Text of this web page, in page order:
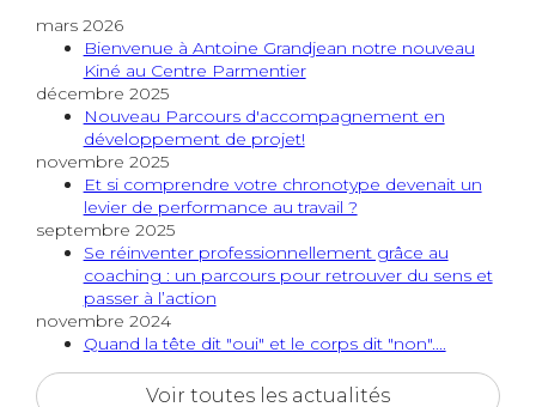
mars 2026
Bienvenue à Antoine Grandjean notre nouveau
Kiné au Centre Parmentier
décembre 2025
Nouveau Parcours d'accompagnement en
développement de projet!
novembre 2025
Et si comprendre votre chronotype devenait un
levier de performance au travail ?
septembre 2025
Se réinventer professionnellement grâce au
coaching : un parcours pour retrouver du sens et
passer à l’action
novembre 2024
Quand la tête dit "oui" et le corps dit "non"....
Voir toutes les actualités